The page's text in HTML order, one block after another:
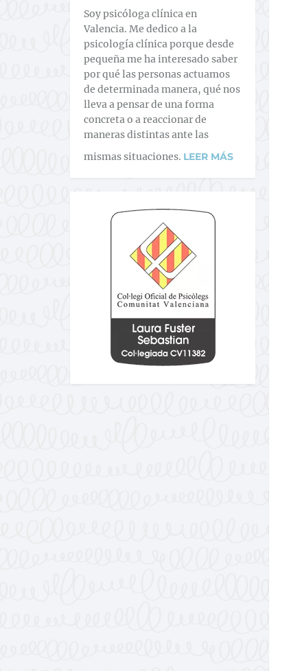
Soy psicóloga clínica en
Valencia. Me dedico a la
psicología clínica porque desde
pequeña me ha interesado saber
por qué las personas actuamos
de determinada manera, qué nos
lleva a pensar de una forma
concreta o a reaccionar de
maneras distintas ante las
mismas situaciones. LEER MÁS